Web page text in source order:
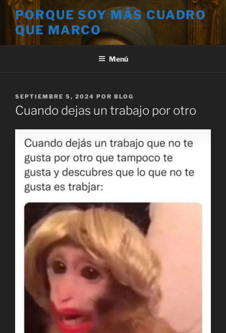
Saltar
contenido
PORQUE SOY MÁS CUADRO
QUE MARCO
Menú
PUBLICADO
EL
SEPTIEMBRE 5, 2024 POR BLOG
Cuando dejas un trabajo por otro